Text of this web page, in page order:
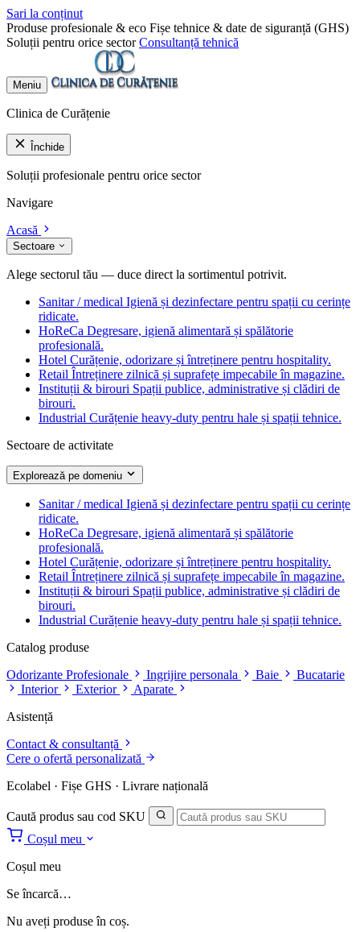
Sari la conținut
Produse profesionale & eco Fișe tehnice & date de siguranță (GHS)
Soluții pentru orice sector Consultanță tehnică
Meniu
Clinica de Curățenie
Închide
Soluții profesionale pentru orice sector
Navigare
Acasă
Sectoare
Alege sectorul tău — duce direct la sortimentul potrivit.
Sanitar / medical Igienă și dezinfectare pentru spații cu cerințe
ridicate.
HoReCa Degresare, igienă alimentară și spălătorie
profesională.
Hotel Curățenie, odorizare și întreținere pentru hospitality.
Retail Întreținere zilnică și suprafețe impecabile în magazine.
Instituții & birouri Spații publice, administrative și clădiri de
birouri.
Industrial Curățenie heavy-duty pentru hale și spații tehnice.
Sectoare de activitate
Explorează pe domeniu
Sanitar / medical Igienă și dezinfectare pentru spații cu cerințe
ridicate.
HoReCa Degresare, igienă alimentară și spălătorie
profesională.
Hotel Curățenie, odorizare și întreținere pentru hospitality.
Retail Întreținere zilnică și suprafețe impecabile în magazine.
Instituții & birouri Spații publice, administrative și clădiri de
birouri.
Industrial Curățenie heavy-duty pentru hale și spații tehnice.
Catalog produse
Odorizante Profesionale
Ingrijire personala Baie
Bucatarie
Interior
Exterior
Aparate
Asistență
Contact & consultanță
Cere o ofertă personalizată
Ecolabel · Fișe GHS · Livrare națională
Caută produs sau cod SKU
Coșul meu
Coșul meu
Se încarcă…
Nu aveți produse în coș.